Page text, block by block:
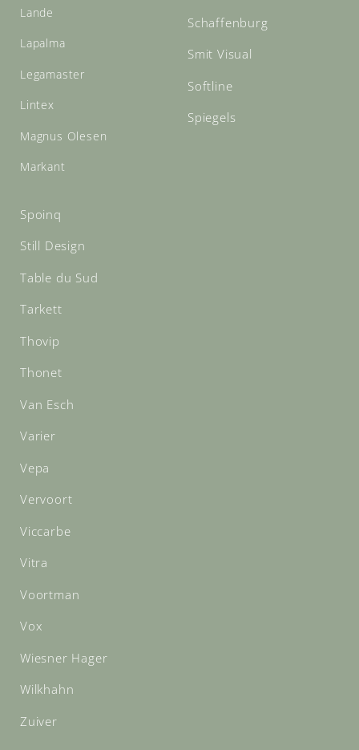
Lande
Lapalma
Legamaster
Lintex
Magnus Olesen
Markant
Schaffenburg
Smit Visual
Softline
Spiegels
Spoinq
Still Design
Table du Sud
Tarkett
Thovip
Thonet
Van Esch
Varier
Vepa
Vervoort
Viccarbe
Vitra
Voortman
Vox
Wiesner Hager
Wilkhahn
Zuiver